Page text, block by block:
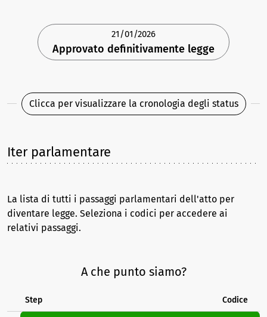
21/01/2026
Approvato definitivamente legge
Clicca per visualizzare la cronologia degli status
Iter parlamentare
La lista di tutti i passaggi parlamentari dell'atto per
diventare legge. Seleziona i codici per accedere ai
relativi passaggi.
A che punto siamo?
Step Codice